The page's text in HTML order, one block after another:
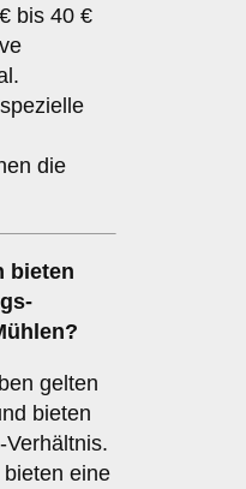
bis 40 €
die
bieten
gelten
bieten
eine